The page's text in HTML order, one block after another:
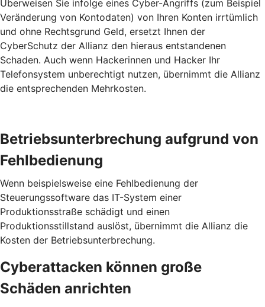
Überweisen Sie infolge eines Cyber-Angriffs (zum Beispiel
Veränderung von Kontodaten) von Ihren Konten irrtümlich
und ohne Rechtsgrund Geld, ersetzt Ihnen der
CyberSchutz der Allianz den hieraus entstandenen
Schaden. Auch wenn Hackerinnen und Hacker Ihr
Telefonsystem unberechtigt nutzen, übernimmt die Allianz
die entsprechenden Mehrkosten.
Betriebs­unterbrechung aufgrund von
Fehl­bedienung
Wenn beispielsweise eine Fehlbedienung der
Steuerungssoftware das IT-System einer
Produktionsstraße schädigt und einen
Produktionsstillstand auslöst, übernimmt die Allianz die
Kosten der Betriebsunterbrechung.
Cyber­attacken können große
Schäden anrichten